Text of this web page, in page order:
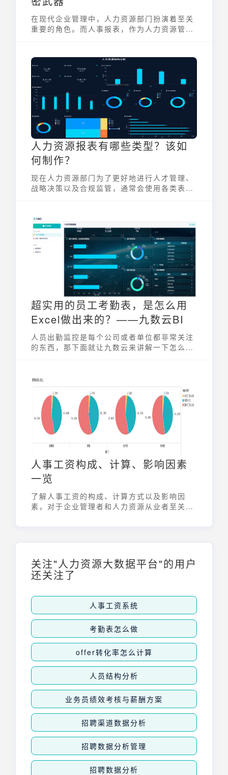
在现代企业管理中，人力资源部门扮演着至关
重要的角色。而人事报表，作为人力资源管理
能帮助企业管理者快速了解人力资源状况，从
而做出更明智的决策，提升整体运营效率。
人力资源报表有哪些类型？该如
何制作？
现在人力资源部门为了更好地进行人才管理、
战略决策以及合规监管，通常会使用各类表达
样的制作流程？本文九数云BI将为你详细介
绍，帮助HR专业人士提升数据分析和决策能
力。
超实用的员工考勤表，是怎么用
Excel做出来的？——九数云BI
人员出勤监控是每个公司或者单位都非常关注
的东西，那下面就让九数云来讲解一下怎么用
人事工资构成、计算、影响因素
一览
了解人事工资的构成、计算方式以及影响因
素，对于企业管理者和人力资源从业者至关重
关注"人力资源大数据平台"的用户
还关注了
人事工资系统
考勤表怎么做
offer转化率怎么计算
人员结构分析
业务员绩效考核与薪酬方案
招聘渠道数据分析
招聘数据分析管理
招聘数据分析